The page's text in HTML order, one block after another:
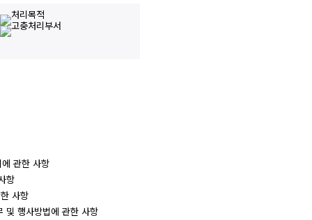
비바로제
물리치료실
관한 사항
항
사항
및 행사방법에 관한 사항